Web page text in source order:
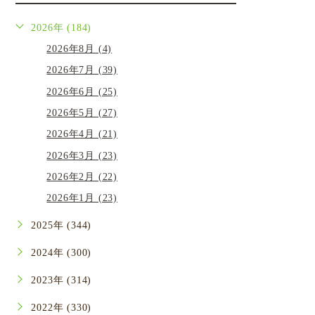
2026年 (184)
2026年8月 (4)
2026年7月 (39)
2026年6月 (25)
2026年5月 (27)
2026年4月 (21)
2026年3月 (23)
2026年2月 (22)
2026年1月 (23)
2025年 (344)
2024年 (300)
2023年 (314)
2022年 (330)